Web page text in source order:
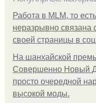
Работа в MLM, то
неразрывно связана
своей страницы в соц
На шанхайской
Совершенно Новый
просто очередной
высокой моды.